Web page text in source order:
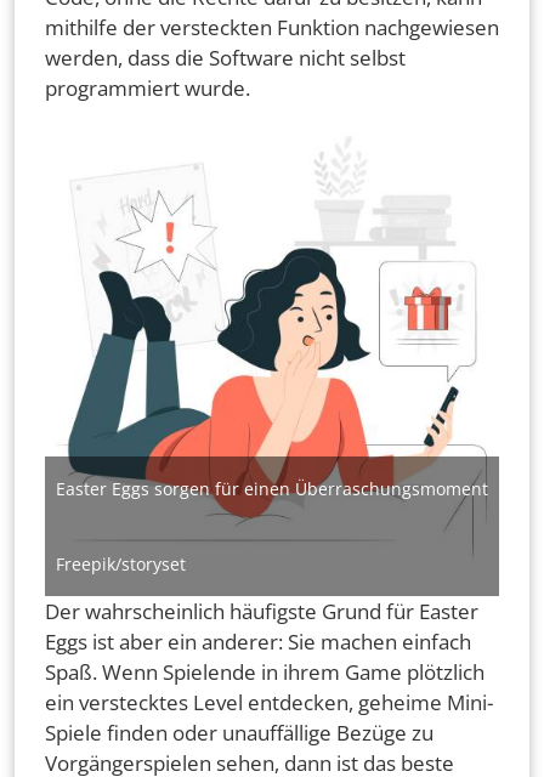
mithilfe der versteckten Funktion nachgewiesen
werden, dass die Software nicht selbst
programmiert wurde.
Easter Eggs sorgen für einen Überraschungsmoment
Freepik/storyset
Der wahrscheinlich häufigste Grund für Easter
Eggs ist aber ein anderer: Sie machen einfach
Spaß. Wenn Spielende in ihrem Game plötzlich
ein verstecktes Level entdecken, geheime Mini-
Spiele finden oder unauffällige Bezüge zu
Vorgängerspielen sehen, dann ist das beste